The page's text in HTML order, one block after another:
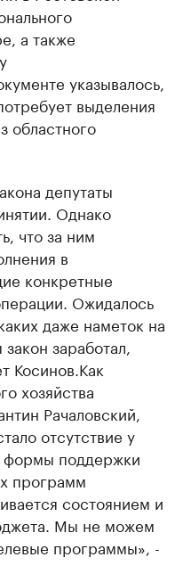
а также
указывалось,
выделения
областного
депутаты
Однако
что за ним
в
конкретные
Ожидалось
даже наметок на
заработал,
Косинов.Как
хозяйства
Рачаловский,
отсутствие у
формы поддержки
программ
состоянием и
Мы не можем
программы», -